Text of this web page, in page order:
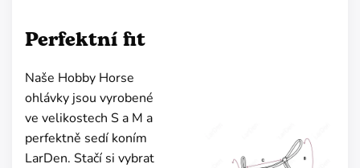
Perfektní fit
Naše Hobby Horse
ohlávky jsou vyrobené
ve velikostech S a M a
perfektně sedí koním
LarDen. Stačí si vybrat